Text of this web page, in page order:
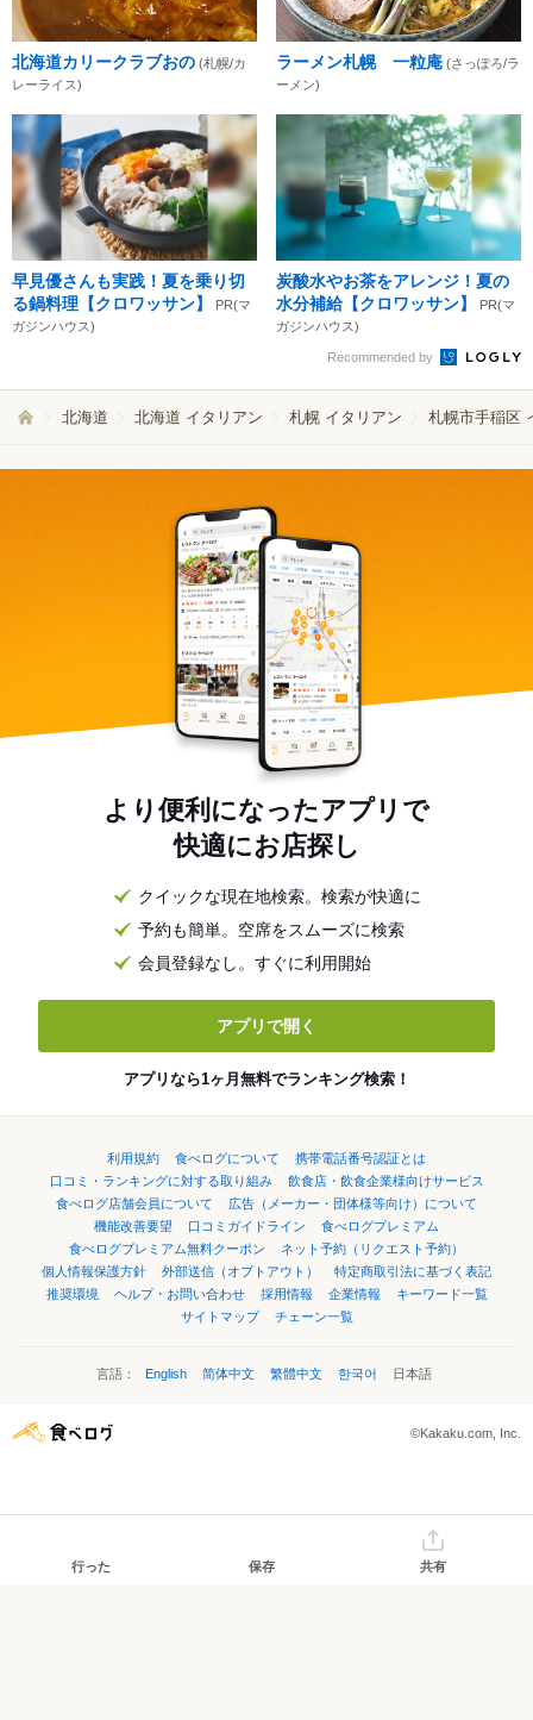
北海道カリークラブおの (札幌/カ
レーライス)
ラーメン札幌 一粒庵 (さっぽろ/ラ
ーメン)
早見優さんも実践！夏を乗り切
る鍋料理【クロワッサン】
PR(マ
ガジンハウス)
炭酸水やお茶をアレンジ！夏の
水分補給【クロワッサン】
PR(マ
ガジンハウス)
Recommended by
北海道 北海道 イタリアン 札幌 イタリアン 札幌市手稲区
より便利になったアプリで
快適にお店探し
クイックな現在地検索。検索が快適に
予約も簡単。空席をスムーズに検索
会員登録なし。すぐに利用開始
アプリで開く
アプリなら1ヶ月無料でランキング検索！
利用規約 食べログについて
携帯電話番号認証とは
口コミ・ランキングに対する取り組み
飲食店・飲食企業様向けサービス
食べログ店舗会員について
広告（メーカー・団体様等向け）について
機能改善要望
口コミガイドライン
食べログプレミアム
食べログプレミアム無料クーポン
ネット予約（リクエスト予約）
個人情報保護方針
外部送信（オプトアウト）
特定商取引法に基づく表記
推奨環境
ヘルプ・お問い合わせ 採用情報 企業情報
キーワード一覧
サイトマップ
チェーン一覧
言語： English 简体中文 繁體中文 한국어 日本語
©Kakaku.com, Inc.
行った 保存 共有